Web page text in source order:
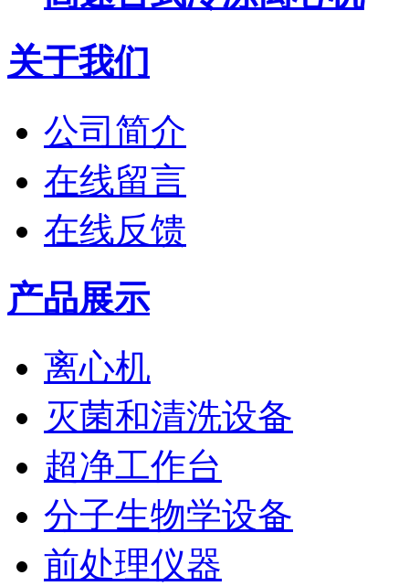
关于我们
公司简介
在线留言
在线反馈
产品展示
离心机
灭菌和清洗设备
超净工作台
分子生物学设备
前处理仪器